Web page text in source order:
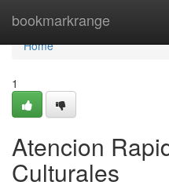
bookmarkrange
Home
Home
1
Atencion
Culturales